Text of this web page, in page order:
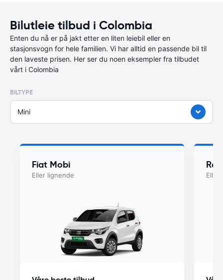
Bilutleie tilbud i Colombia
Enten du nå er på jakt etter en liten leiebil eller en
stasjonsvogn for hele familien. Vi har alltid en passende bil til
den laveste prisen. Her ser du noen eksempler fra tilbudet
vårt i Colombia
BILTYPE
Mini
Fiat Mobi
Eller lignende Eller